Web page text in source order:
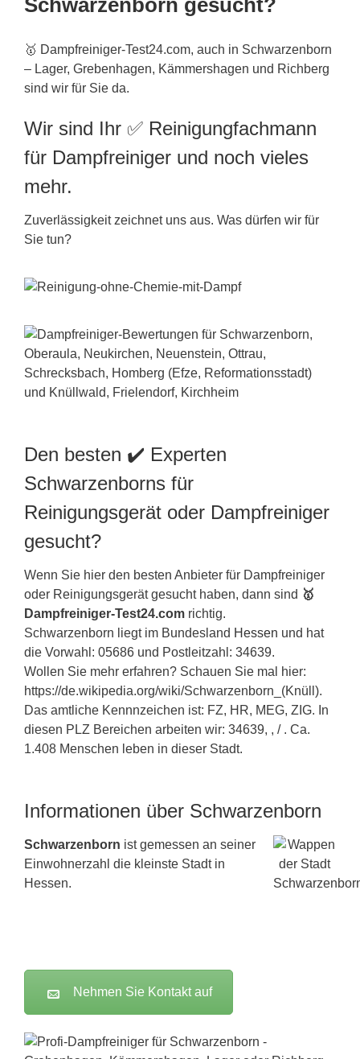
Schwarzenborn gesucht?
🥇 Dampfreiniger-Test24.com, auch in Schwarzenborn
– Lager, Grebenhagen, Kämmershagen und Richberg
sind wir für Sie da.
Wir sind Ihr ✅ Reinigungfachmann
für Dampfreiniger und noch vieles
mehr.
Zuverlässigkeit zeichnet uns aus. Was dürfen wir für
Sie tun?
Den besten ✔️ Experten
Schwarzenborns für
Reinigungsgerät oder Dampfreiniger
gesucht?
Wenn Sie hier den besten Anbieter für Dampfreiniger
oder Reinigungsgerät gesucht haben, dann sind 🥇
Dampfreiniger-Test24.com richtig.
Schwarzenborn liegt im Bundesland Hessen und hat
die Vorwahl: 05686 und Postleitzahl: 34639.
Wollen Sie mehr erfahren? Schauen Sie mal hier:
https://de.wikipedia.org/wiki/Schwarzenborn_(Knüll).
Das amtliche Kennnzeichen ist: FZ, HR, MEG, ZIG. In
diesen PLZ Bereichen arbeiten wir: 34639, , / . Ca.
1.408 Menschen leben in dieser Stadt.
Informationen über Schwarzenborn
Schwarzenborn ist gemessen an seiner
Einwohnerzahl die kleinste Stadt in
Hessen.
Nehmen Sie Kontakt auf